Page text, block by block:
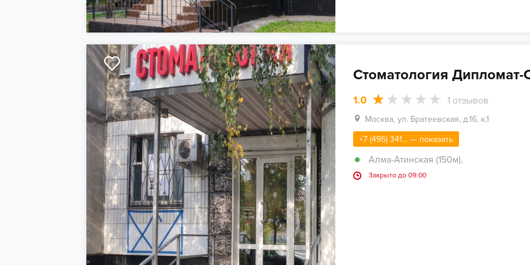
Стоматология Дипломат-
1.0 1 отзывов
Москва, ул. Братеевская, д.16, к.1
+7 (495) 341... — показать
Алма-Атинская (150м),
Закрыто до 09:00